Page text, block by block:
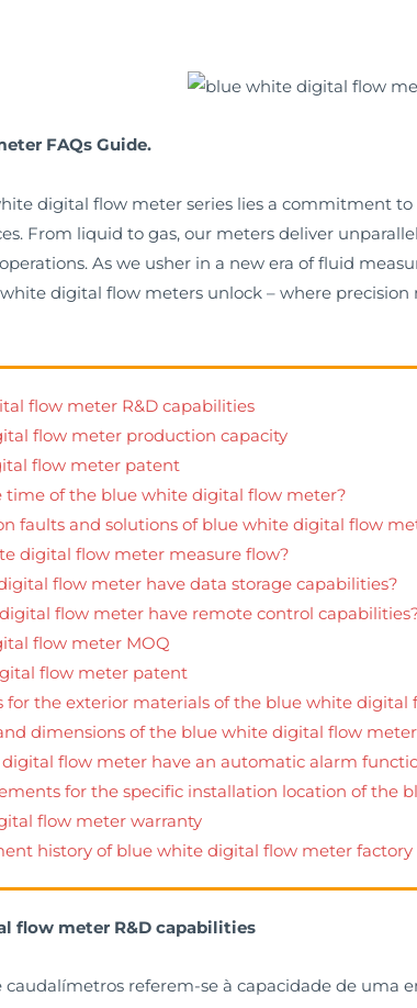
FAQs Guide.
digital flow meter series lies a commitment
From liquid to gas, our meters deliver
As we usher in a new era of fluid
digital flow meters unlock – where
flow meter R&D capabilities
flow meter production capacity
flow meter patent
time of the blue white digital flow meter?
faults and solutions of blue white digital flow
digital flow meter measure flow?
flow meter have data storage capabilities?
flow meter have remote control
flow meter MOQ
flow meter patent
for the exterior materials of the blue white digital
dimensions of the blue white digital flow
digital flow meter have an automatic alarm
for the specific installation location of the
flow meter warranty
history of blue white digital flow meter factory
flow meter R&D capabilities
caudalímetros referem-se à capacidade de uma